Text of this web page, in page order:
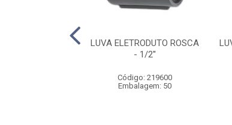
LUVA ELETRODUTO ROSCA
- 1/2''
Código: 219600
Embalagem: 50